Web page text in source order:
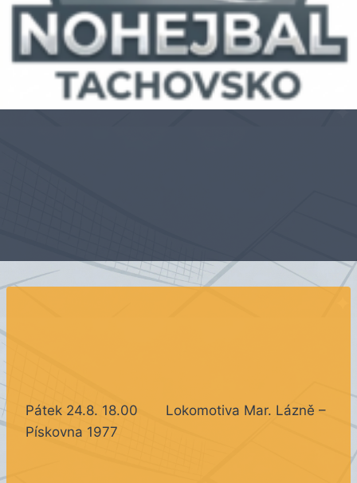
Pátek 24.8. 18.00 Lokomotiva Mar. Lázně –
Pískovna 1977